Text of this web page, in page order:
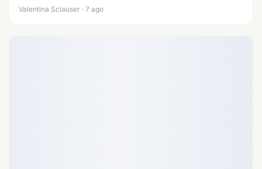
Valentina Sclauser · 7 ago